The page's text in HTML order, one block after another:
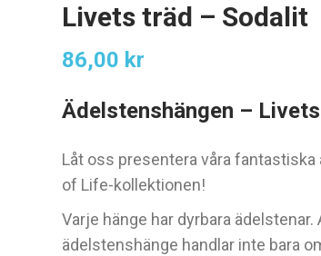
Livets träd – Sodalit
86,00 kr
Ädelstenshängen –
Låt oss presentera våra
of Life-kollektionen!
Varje hänge har dyrbara ädelstenar.
ädelstenshänge handlar inte bara